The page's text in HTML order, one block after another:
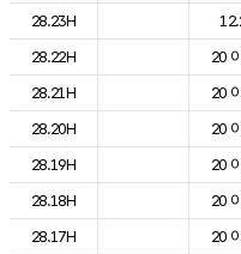
28.23H
28.22H
20
28.21H
20
28.20H
20
28.19H
20
28.18H
20
28.17H
20